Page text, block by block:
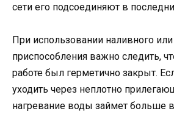
сети его подсоединяют в
При использовании наливного или
приспособления важно следить,
работе был герметично закрыт.
уходить через неплотно
нагревание воды займет больше